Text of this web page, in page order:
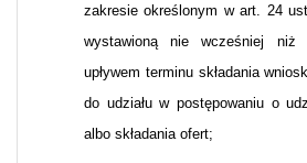
zakresie określonym w art. 24
wystawioną nie wcześniej
upływem terminu składania
do udziału w postępowaniu o
albo składania ofert;